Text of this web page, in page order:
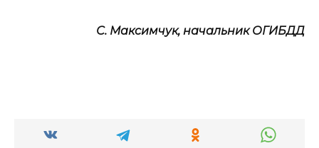
С. Максимчук, начальник ОГИБДД